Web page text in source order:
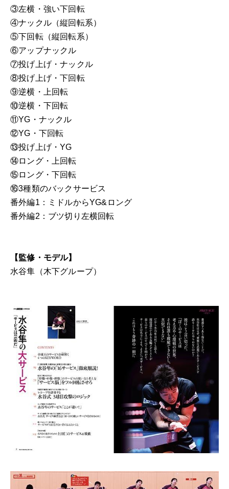
③左横・強い下回転
④ナックル（縦回転系）
⑤下回転（縦回転系）
⑥アップナックル
⑦投げ上げ・ナックル
⑧投げ上げ・下回転
⑨逆横・上回転
⑩逆横・下回転
⑪YG・ナックル
⑫YG・下回転
⑬投げ上げ・YG
⑭ロング・上回転
⑮ロング・下回転
⑯3種類のバックサービス
番外編1：ミドルからYG&ロング
番外編2：ブツ切り左横回転
【監修・モデル】
水谷隼（木下グループ）